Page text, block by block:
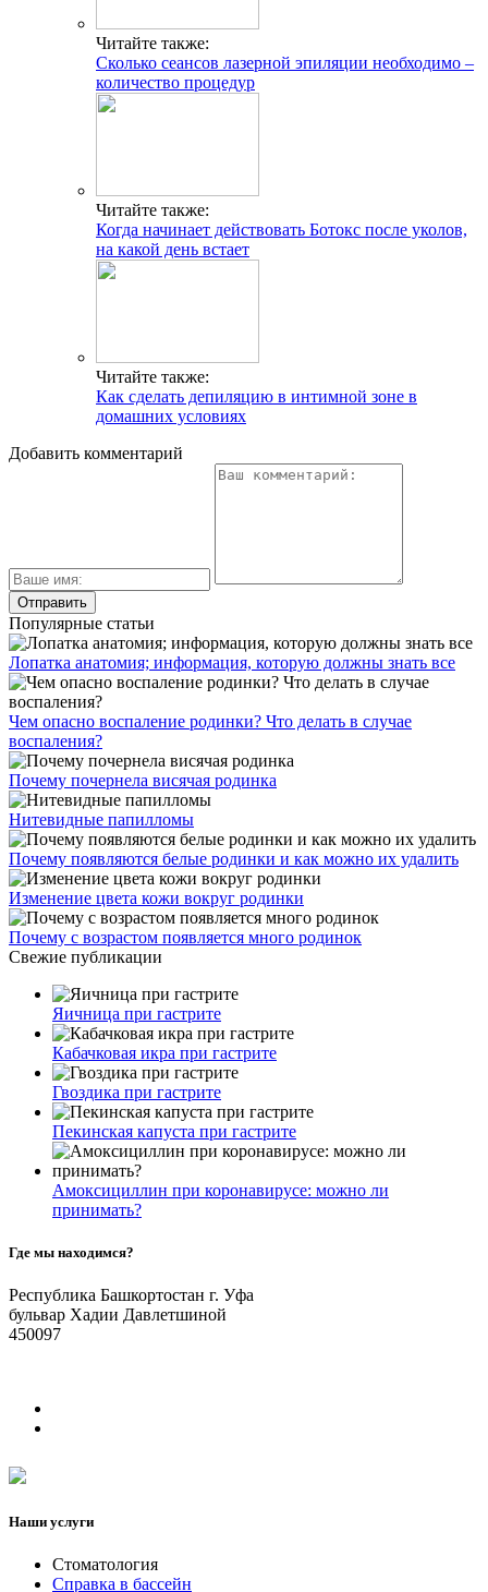
Читайте также:
Сколько сеансов лазерной эпиляции необходимо –
количество процедур
Читайте также:
Когда начинает действовать Ботокс после уколов,
на какой день встает
Читайте также:
Как сделать депиляцию в интимной зоне в
домашних условиях
Добавить комментарий
Популярные статьи
Лопатка анатомия; информация, которую должны знать все
Чем опасно воспаление родинки? Что делать в случае
воспаления?
Почему почернела висячая родинка
Нитевидные папилломы
Почему появляются белые родинки и как можно их удалить
Изменение цвета кожи вокруг родинки
Почему с возрастом появляется много родинок
Свежие публикации
Яичница при гастрите
Кабачковая икра при гастрите
Гвоздика при гастрите
Пекинская капуста при гастрите
Амоксициллин при коронавирусе: можно ли
принимать?
Где мы находимся?
Республика Башкортостан г. Уфа
бульвар Хадии Давлетшиной
450097
Наши услуги
Стоматология
Справка в бассейн